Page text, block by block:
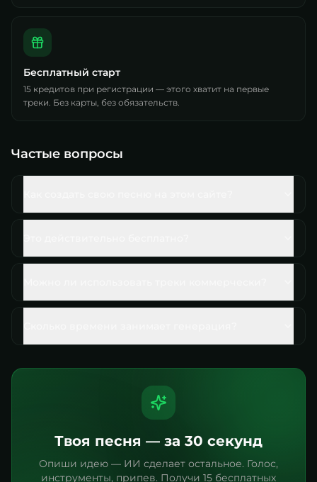
Бесплатный старт
15 кредитов при регистрации — этого хватит на первые
треки. Без карты, без обязательств.
Частые вопросы
Твоя песня — за 30 секунд
Опиши идею — ИИ сделает остальное. Голос,
инструменты, припев. Получи 15 бесплатных